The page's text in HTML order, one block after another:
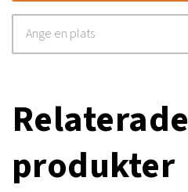
Relaterade
produkter